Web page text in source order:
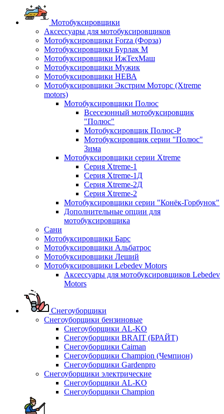
Мотобуксировщики
Аксессуары для мотобуксировщиков
Мотобуксировщики Forza (Форза)
Мотобуксировщики Бурлак М
Мотобуксировщики ИжТехМаш
Мотобуксировщики Мужик
Мотобуксировщики НЕВА
Мотобуксировщики Экстрим Моторс (Xtreme
motors)
Мотобуксировщики Полюс
Всесезонный мотобуксировщик
"Полюс"
Мотобуксировщик Полюс-Р
Мотобуксировщик серии "Полюс"
Зима
Мотобуксировщики серии Xtreme
Серия Xtreme-1
Серия Xtreme-1Д
Серия Xtreme-2Д
Серия Xtreme-2
Мотобуксировщики серии "Конёк-Горбунок"
Дополнительные опции для
мотобуксировщика
Сани
Мотобуксировщики Барс
Мотобуксировщики Альбатрос
Мотобуксировщики Леший
Мотобуксировщики Lebedev Motors
Аксессуары для мотобуксировщиков Lebedev
Motors
Снегоуборщики
Снегоуборщики бензиновые
Снегоуборщики AL-KO
Снегоуборщики BRAIT (БРАЙТ)
Снегоуборщики Caiman
Снегоуборщики Champion (Чемпион)
Снегоуборщики Gardenpro
Снегоуборщики электрические
Снегоуборщики AL-KO
Снегоуборщики Champion